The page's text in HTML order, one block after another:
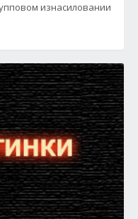
изнасиловании